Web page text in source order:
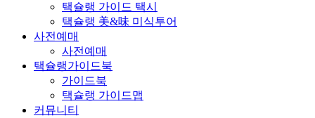
택슐랭 가이드 택시
택슐랭 美&味 미식투어
사전예매
사전예매
택슐랭가이드북
가이드북
택슐랭 가이드맵
커뮤니티